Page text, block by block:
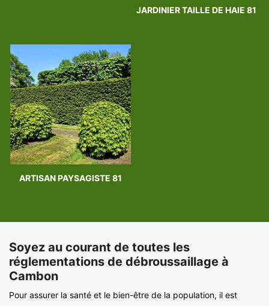
JARDINIER TAILLE DE HAIE 81
ARTISAN PAYSAGISTE 81
Soyez au courant de toutes les
réglementations de débroussaillage à
Cambon
Pour assurer la santé et le bien-être de la population, il est